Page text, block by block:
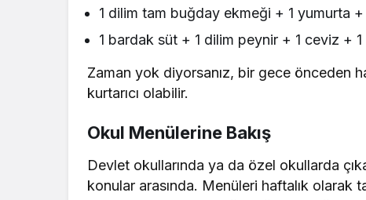
1 dilim tam buğday ekmeği + 1 yumurta
1 bardak süt + 1 dilim peynir + 1 ceviz +
Zaman yok diyorsanız, bir gece önceden
kurtarıcı olabilir.
Okul Menülerine Bakış
Devlet okullarında ya da özel okullarda
konular arasında. Menüleri haftalık